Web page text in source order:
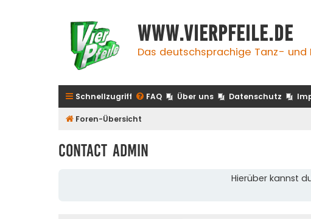
www.vierpfeile.de
Das deutschsprachige Tanz- und
Schnellzugriff FAQ Über uns Datenschutz
Foren-Übersicht
Contact Admin
Hierüber kannst